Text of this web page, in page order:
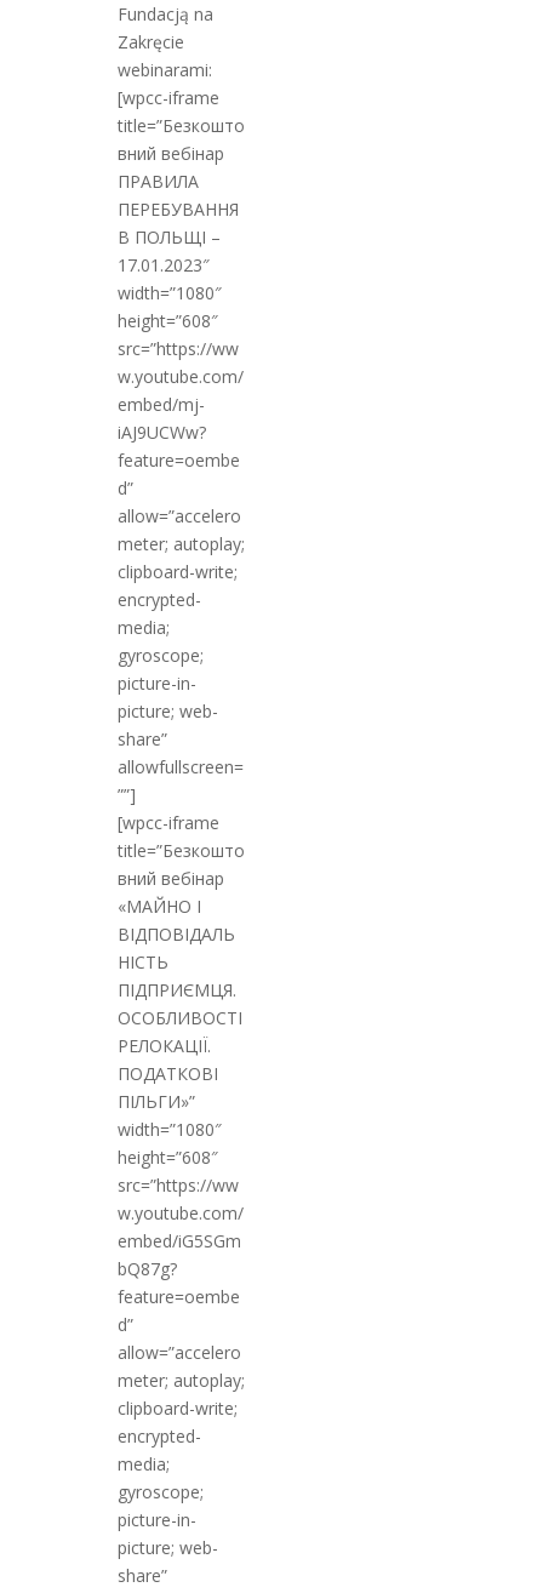
Fundacją na
Zakręcie
webinarami:
[wpcc-iframe
title=”Безкошто
вний вебінар
ПРАВИЛА
ПЕРЕБУВАННЯ
В ПОЛЬЩІ –
17.01.2023″
width=”1080″
height=”608″
src=”https://ww
w.youtube.com/
embed/mj-
iAJ9UCWw?
feature=oembe
d”
allow=”accelero
meter; autoplay;
clipboard-write;
encrypted-
media;
gyroscope;
picture-in-
picture; web-
share”
allowfullscreen=
””]
[wpcc-iframe
title=”Безкошто
вний вебінар
«МАЙНО І
ВІДПОВІДАЛЬ
НІСТЬ
ПІДПРИЄМЦЯ.
ОСОБЛИВОСТІ
РЕЛОКАЦІЇ.
ПОДАТКОВІ
ПІЛЬГИ»”
width=”1080″
height=”608″
src=”https://ww
w.youtube.com/
embed/iG5SGm
bQ87g?
feature=oembe
d”
allow=”accelero
meter; autoplay;
clipboard-write;
encrypted-
media;
gyroscope;
picture-in-
picture; web-
share”